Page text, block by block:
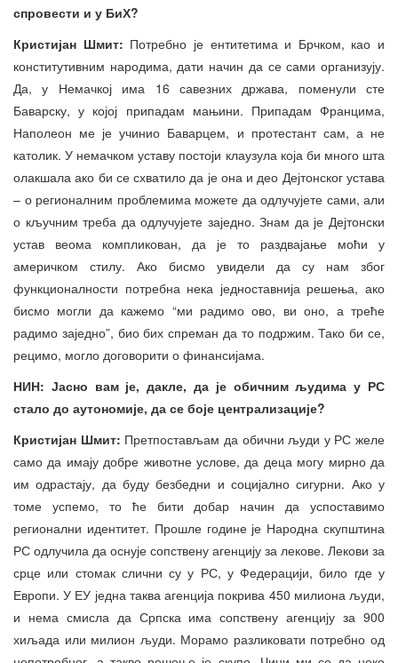
спровести и у БиХ?
Кристијан Шмит: Потребно је ентитетима и Брчком, као и
конститутивним народима, дати начин да се сами организују.
Да, у Немачкој има 16 савезних држава, поменули сте
Баварску, у којој припадам мањини. Припадам Францима,
Наполеон ме је учинио Баварцем, и протестант сам, а не
католик. У немачком уставу постоји клаузула која би много шта
олакшала ако би се схватило да је она и део Дејтонског устава
– о регионалним проблемима можете да одлучујете сами, али
о кључним треба да одлучујете заједно. Знам да је Дејтонски
устав веома компликован, да је то раздвајање моћи у
америчком стилу. Ако бисмо увидели да су нам због
функционалности потребна нека једноставнија решења, ако
бисмо могли да кажемо “ми радимо ово, ви оно, а треће
радимо заједно”, био бих спреман да то подржим. Тако би се,
рецимо, могло договорити о финансијама.
НИН: Јасно вам је, дакле, да је обичним људима у РС
стало до аутономије, да се боје централизације?
Кристијан Шмит: Претпостављам да обични људи у РС желе
само да имају добре животне услове, да деца могу мирно да
им одрастају, да буду безбедни и социјално сигурни. Ако у
томе успемо, то ће бити добар начин да успоставимо
регионални идентитет. Прошле године је Народна скупштина
РС одлучила да оснује сопствену агенцију за лекове. Лекови за
срце или стомак слични су у РС, у Федерацији, било где у
Европи. У ЕУ једна таква агенција покрива 450 милиона људи,
и нема смисла да Српска има сопствену агенцију за 900
хиљада или милион људи. Морамо разликовати потребно од